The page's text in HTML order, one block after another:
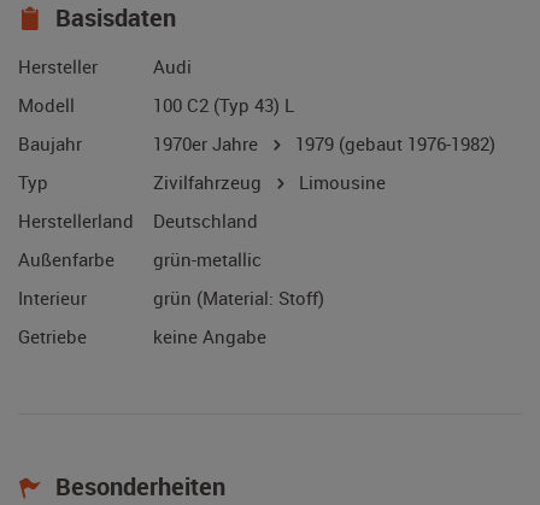
Basisdaten
Hersteller
Audi
Modell
100 C2 (Typ 43) L
Baujahr
1970er Jahre 1979 (gebaut 1976-1982)
Typ
Zivilfahrzeug
Limousine
Herstellerland
Deutschland
Außenfarbe
grün-metallic
Interieur
grün (Material: Stoff)
Getriebe
keine Angabe
Besonderheiten